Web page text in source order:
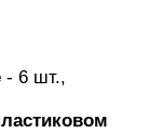
- 6 шт.,